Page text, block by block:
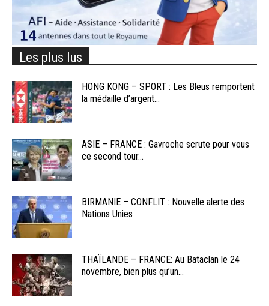
Les plus lus
HONG KONG – SPORT : Les Bleus remportent
la médaille d’argent...
ASIE – FRANCE : Gavroche scrute pour vous
ce second tour...
BIRMANIE – CONFLIT : Nouvelle alerte des
Nations Unies
THAÏLANDE – FRANCE: Au Bataclan le 24
novembre, bien plus qu’un...